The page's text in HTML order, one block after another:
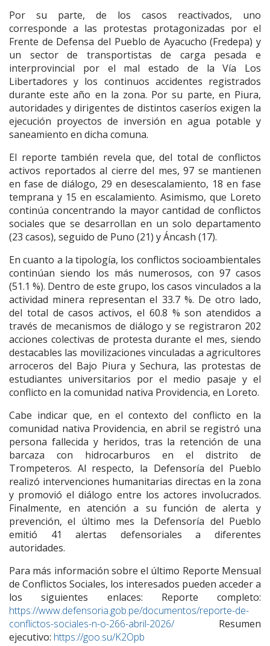
Por su parte, de los casos reactivados, uno
corresponde a las protestas protagonizadas por el
Frente de Defensa del Pueblo de Ayacucho (Fredepa) y
un sector de transportistas de carga pesada e
interprovincial por el mal estado de la Vía Los
Libertadores y los continuos accidentes registrados
durante este año en la zona. Por su parte, en Piura,
autoridades y dirigentes de distintos caseríos exigen la
ejecución proyectos de inversión en agua potable y
saneamiento en dicha comuna.
El reporte también revela que, del total de conflictos
activos reportados al cierre del mes, 97 se mantienen
en fase de diálogo, 29 en desescalamiento, 18 en fase
temprana y 15 en escalamiento. Asimismo, que Loreto
continúa concentrando la mayor cantidad de conflictos
sociales que se desarrollan en un solo departamento
(23 casos), seguido de Puno (21) y Áncash (17).
En cuanto a la tipología, los conflictos socioambientales
continúan siendo los más numerosos, con 97 casos
(51.1 %). Dentro de este grupo, los casos vinculados a la
actividad minera representan el 33.7 %. De otro lado,
del total de casos activos, el 60.8 % son atendidos a
través de mecanismos de diálogo y se registraron 202
acciones colectivas de protesta durante el mes, siendo
destacables las movilizaciones vinculadas a agricultores
arroceros del Bajo Piura y Sechura, las protestas de
estudiantes universitarios por el medio pasaje y el
conflicto en la comunidad nativa Providencia, en Loreto.
Cabe indicar que, en el contexto del conflicto en la
comunidad nativa Providencia, en abril se registró una
persona fallecida y heridos, tras la retención de una
barcaza con hidrocarburos en el distrito de
Trompeteros. Al respecto, la Defensoría del Pueblo
realizó intervenciones humanitarias directas en la zona
y promovió el diálogo entre los actores involucrados.
Finalmente, en atención a su función de alerta y
prevención, el último mes la Defensoría del Pueblo
emitió 41 alertas defensoriales a diferentes
autoridades.
Para más información sobre el último Reporte Mensual
de Conflictos Sociales, los interesados pueden acceder a
los siguientes enlaces: Reporte completo:
https://www.defensoria.gob.pe/documentos/reporte-de-
conflictos-sociales-n-o-266-abril-2026/Resumen
ejecutivo: https://goo.su/K2Opb